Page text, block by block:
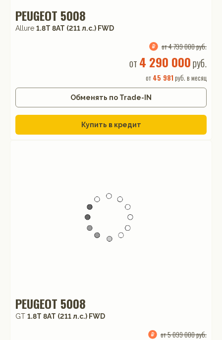
PEUGEOT 5008
Allure 1.8T 8AT (211 л.с.) FWD
от 4 799 000 руб.
от 4 290 000руб.
от45 981 руб. в месяц
Обменять по Trade-IN
Купить в кредит
PEUGEOT 5008
GT 1.8T 8AT (211 л.с.) FWD
от 5 099 000 руб.